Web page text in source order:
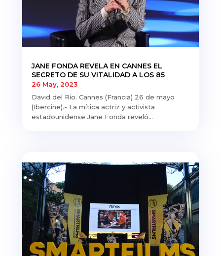
JANE FONDA REVELA EN CANNES EL
SECRETO DE SU VITALIDAD A LOS 85
26 May, 2023
David del Río. Cannes (Francia) 26 de mayo
(Ibercine).- La mítica actriz y activista
estadounidense Jane Fonda reveló...